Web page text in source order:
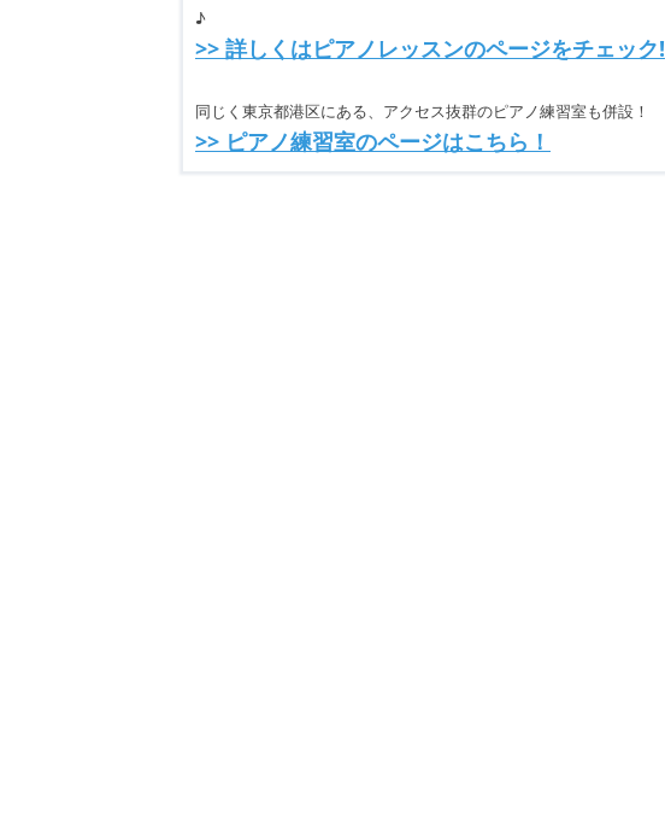
♪
>> 詳しくはピアノレッスンのページをチェック!
同じく東京都港区にある、アクセス抜群のピアノ練習室も併設！
>> ピアノ練習室のページはこちら！